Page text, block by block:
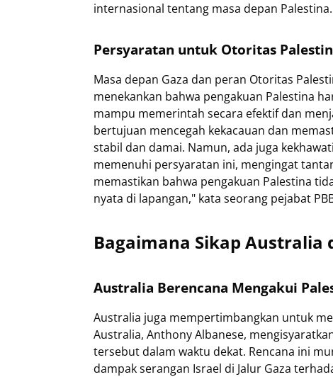
internasional tentang masa depan Palestina.
Persyaratan untuk Otoritas
Masa depan Gaza dan peran Otoritas
menekankan bahwa pengakuan Palestina
mampu memerintah secara efektif dan
bertujuan mencegah kekacauan dan
stabil dan damai. Namun, ada juga
memenuhi persyaratan ini, mengingat
memastikan bahwa pengakuan Palestina
nyata di lapangan," kata seorang pejabat
Bagaimana Sikap Australia
Australia Berencana Mengakui
Australia juga mempertimbangkan untuk
Australia, Anthony Albanese,
tersebut dalam waktu dekat. Rencana ini
dampak serangan Israel di Jalur Gaza